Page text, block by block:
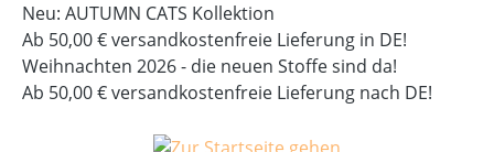
springen
Neu: AUTUMN CATS Kollektion
Ab 50,00 € versandkostenfreie Lieferung in DE!
Weihnachten 2026 - die neuen Stoffe sind da!
Ab 50,00 € versandkostenfreie Lieferung nach DE!